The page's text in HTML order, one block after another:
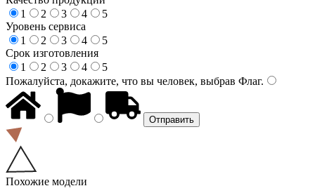
1
2 3 4
5
Уровень сервиса
1
2 3 4
5
Срок изготовления
1
2 3 4
5
Пожалуйста, докажите, что вы человек, выбрав Флаг.
Похожие модели